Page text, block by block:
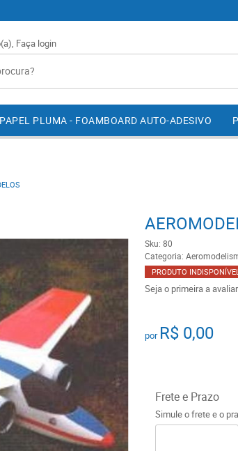
Faça login
PAPEL PLUMA - FOAMBOARD AUTO-ADESIVO
Sku: 80
Categoria:
PRODUTO
Seja o primeira a
por R$ 0,00
Frete e Prazo
Simule o frete e o